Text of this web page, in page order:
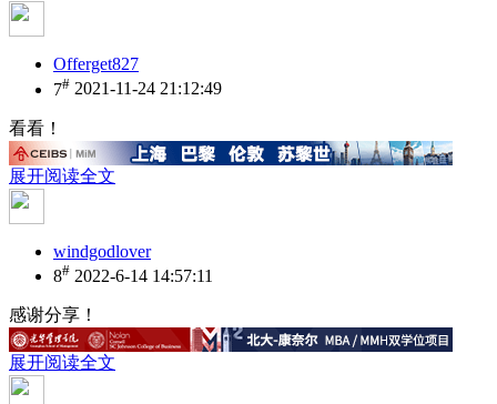
Offerget827
7# 2021-11-24 21:12:49
看看！
展开阅读全文
windgodlover
8# 2022-6-14 14:57:11
感谢分享！
展开阅读全文